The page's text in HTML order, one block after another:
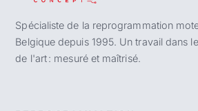
Spécialiste de la reprogrammation
Belgique depuis 1995. Un travail dans
de l'art : mesuré et maîtrisé.